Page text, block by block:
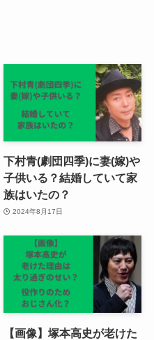
下村青(劇団四季)に妻(嫁)や
子供いる？結婚していて家
族はいたの？
2024年8月17日
【画像】塚本高史が老けた